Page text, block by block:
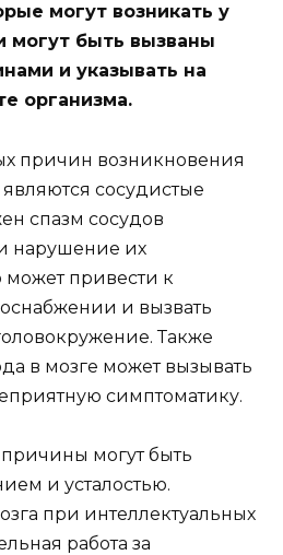
могут возникать у
могут быть вызваны
и указывать на
организма.
причин возникновения
сосудистые
спазм сосудов
нарушение их
может привести к
и вызвать
Также
в мозге может вызывать
симптоматику.
могут быть
и усталостью.
при интеллектуальных
работа за